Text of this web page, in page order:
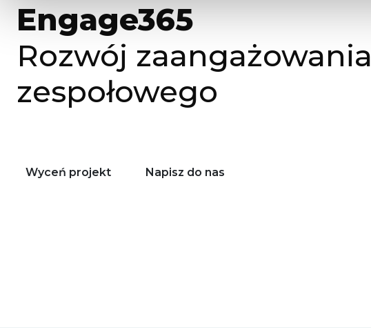
Engage365
Rozwój zaangażowania
zespołowego
Wyceń projekt Napisz do nas